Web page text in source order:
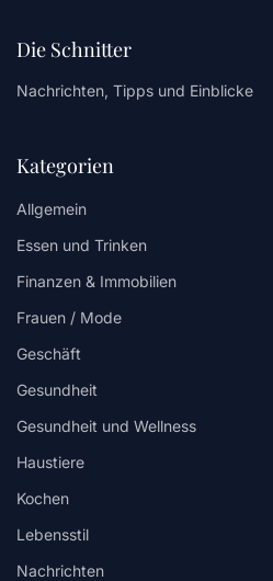
Die Schnitter
Nachrichten, Tipps und Einblicke
Kategorien
Allgemein
Essen und Trinken
Finanzen & Immobilien
Frauen / Mode
Geschäft
Gesundheit
Gesundheit und Wellness
Haustiere
Kochen
Lebensstil
Nachrichten